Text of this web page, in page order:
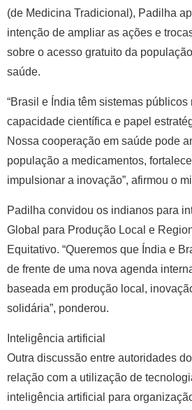
(de Medicina Tradicional), Padilha
intenção de ampliar as ações e
sobre o acesso gratuito da
saúde.
“Brasil e Índia têm sistemas públicos
capacidade científica e papel
Nossa cooperação em saúde pode
população a medicamentos,
impulsionar a inovação”, afirmou o
Padilha convidou os indianos para
Global para Produção Local e
Equitativo. “Queremos que Índia e
de frente de uma nova agenda
baseada em produção local,
solidária”, ponderou.
Inteligência artificial
Outra discussão entre autoridades
relação com a utilização de
inteligência artificial para